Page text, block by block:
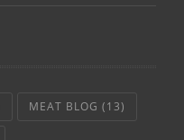
MEAT BLOG (13)